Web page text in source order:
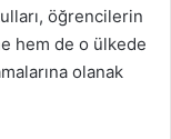
öğrencilerin
hem de o ülkede
olanak